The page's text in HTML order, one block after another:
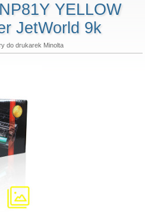
YELLOW
JetWorld 9k
do drukarek Minolta